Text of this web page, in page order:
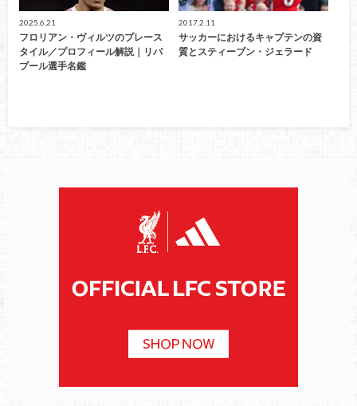
2025.6.21
フロリアン・ヴィルツのプレース
タイル／プロフィール解説｜リバ
プール選手名鑑
2017.2.11
サッカーにおけるキャプテンの資
質とスティーブン・ジェラード